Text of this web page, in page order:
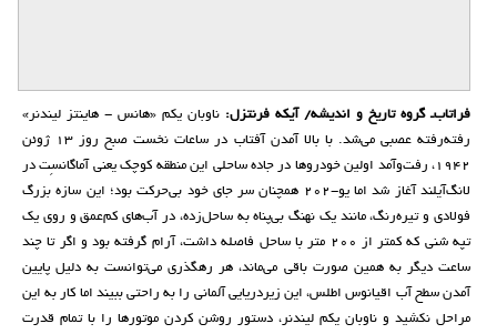
فراتاب‌ـ گروه تاریخ و اندیشه/ آیکه فرنتزل: ناوبان ‌یکم «هانس - هاینتز لیندنر»
رفته‌رفته عصبی می‌شد. با بالا‌ آمدن آفتاب در ساعات نخست صبح روز ۱۳ ژوئن
۱۹۴۲، رفت‌و‌آمد اولین خودروها در جاده ساحلی این منطقه کوچک یعنی آماگانسِت در
لانگ‌آیلند آغاز شد اما یو-۲۰۲ همچنان سر جای خود بی‌حرکت بود؛ این سازه بزرگ
فولادی و تیره‌رنگ، مانند یک نهنگ بی‌پناه به ساحل‌زده، در آب‌های کم‌عمق و روی یک
تپه شنی که کمتر از ۲۰۰ متر با ساحل فاصله داشت، آرام گرفته بود و اگر تا چند
ساعت دیگر به همین صورت باقی می‌ماند، هر رهگذری می‌توانست به دلیل پایین
آمدن سطح آب اقیانوس اطلس، این زیردریایی آلمانی را به راحتی ببیند اما کار به این
مراحل نکشید و ناوبان ‌یکم لیندنر، دستور روشن کردن موتورها را با تمام قدرت